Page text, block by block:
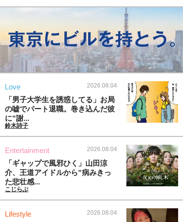
Love 2026.08.04
「男子大学生を誘惑してる」お局
の嘘でパート退職。巻き込んだ彼
に“謝...
鈴木詩子
Entertainment 2026.08.04
「ギャップで風邪ひく」山田涼
介、王道アイドルから“病みきっ
た悲壮感...
こじらぶ
Lifestyle 2026.08.04